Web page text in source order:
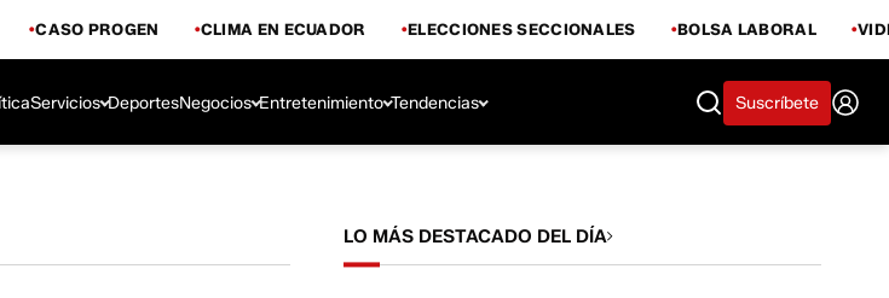
CASO PROGEN CLIMA EN ECUADOR ELECCIONES SECCIONALES BOLSA LABORAL
Servicios DeportesNegocios Entretenimiento Tendencias Suscríbete
LO MÁS DESTACADO DEL DÍA